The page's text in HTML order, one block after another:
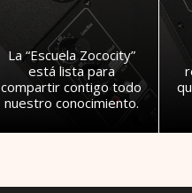
La “Escuela Zococity”
está lista para
compartir contigo todo
nuestro conocimiento.